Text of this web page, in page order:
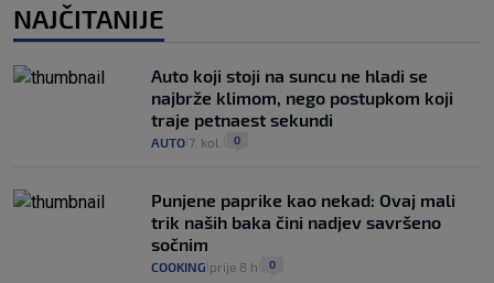
NAJČITANIJE
Auto koji stoji na suncu ne hladi se
najbrže klimom, nego postupkom koji
traje petnaest sekundi
AUTO 7. kol. 0
Punjene paprike kao nekad: Ovaj mali
trik naših baka čini nadjev savršeno
sočnim
COOKING prije 8 h 0